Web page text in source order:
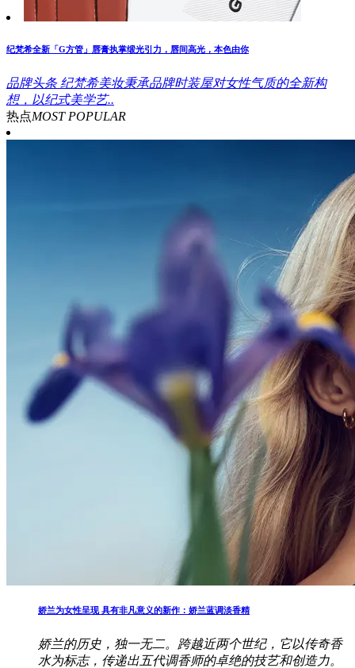
纪梵希全新「G方管」唇膏执掌缎光引力，唇间高光，本色由你
品牌头条 纪梵希美妆秉承品牌时装屋对女性气质的全新构
想，以纪式美学艺..
热点MOST POPULAR
娇兰为女性呈现 具有非凡意义的新作：娇兰蓝调淡香精
娇兰的历史，独一无二。跨越近两个世纪，它以传奇香
水为标志，传递出五代调香师的卓绝的技艺和创造力。